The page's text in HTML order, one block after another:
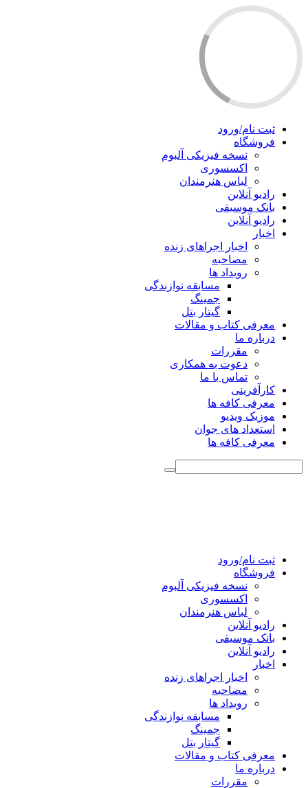
ثبت نام/ورود
فروشگاه
نسخه فیزیکی آلبوم
اکسسوری
لباس هنرمندان
رادیو آنلاین
بانک موسیقی
رادیو آنلاین
اخبار
اخبار اجراهای زنده
مصاحبه
رویداد ها
مسابقه نوازندگی
جمینگ
گیتار بتل
معرفی کتاب و مقالات
درباره ما
مقررات
دعوت به همکاری
تماس با ما
کارآفرینی
معرفی کافه ها
موزیک ویدیو
استعداد های جوان
معرفی کافه ها
ثبت نام/ورود
فروشگاه
نسخه فیزیکی آلبوم
اکسسوری
لباس هنرمندان
رادیو آنلاین
بانک موسیقی
رادیو آنلاین
اخبار
اخبار اجراهای زنده
مصاحبه
رویداد ها
مسابقه نوازندگی
جمینگ
گیتار بتل
معرفی کتاب و مقالات
درباره ما
مقررات